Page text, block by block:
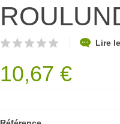
Lire
10,67 €